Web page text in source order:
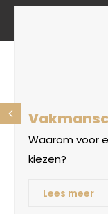
Waarom voor
kiezen?
Lees meer